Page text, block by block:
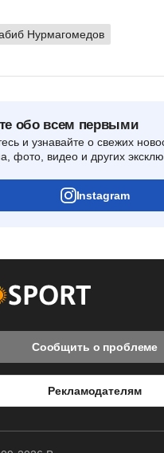
Нурмагомедов
обо всем первыми
и узнавайте о свежих
фото, видео и других
Instagram
Сообщить о проблеме
Рекламодателям